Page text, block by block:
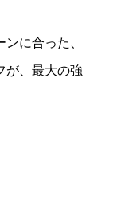
に合った、
が、最大の強